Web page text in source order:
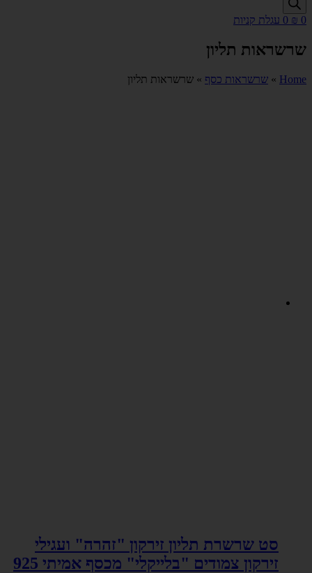
₪ 0
0 עגלת קניות
שרשראות תליון
Home
» שרשראות כסף » שרשראות תליון
סט שרשרת תליון זירקון "זהרה" ועגילי
זירקון צמודים "בלייקלי" מכסף אמיתי 925